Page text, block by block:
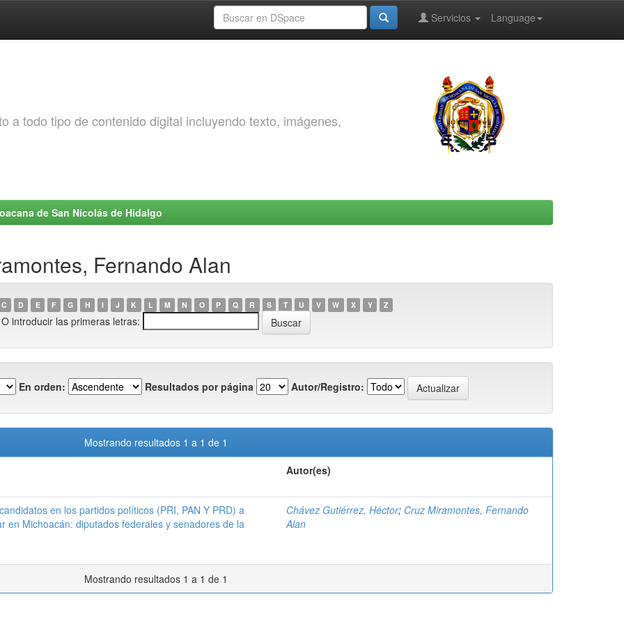
Language
Servicios
a todo tipo de contenido digital incluyendo texto, imágenes,
de San Nicolás de Hidalgo
Fernando Alan
C D E F G H I J K L M N O P Q R S T U V W X Y Z
O introducir las primeras letras:
En orden: Resultados por página Autor/Registro:
Mostrando resultados 1 a 1 de 1
Autor(es)
en los partidos políticos (PRI, PAN Y PRD) a
en Michoacán: diputados federales y senadores de la
Chávez Gutiérrez, Héctor; Cruz Miramontes, Fernando
Alan
Mostrando resultados 1 a 1 de 1